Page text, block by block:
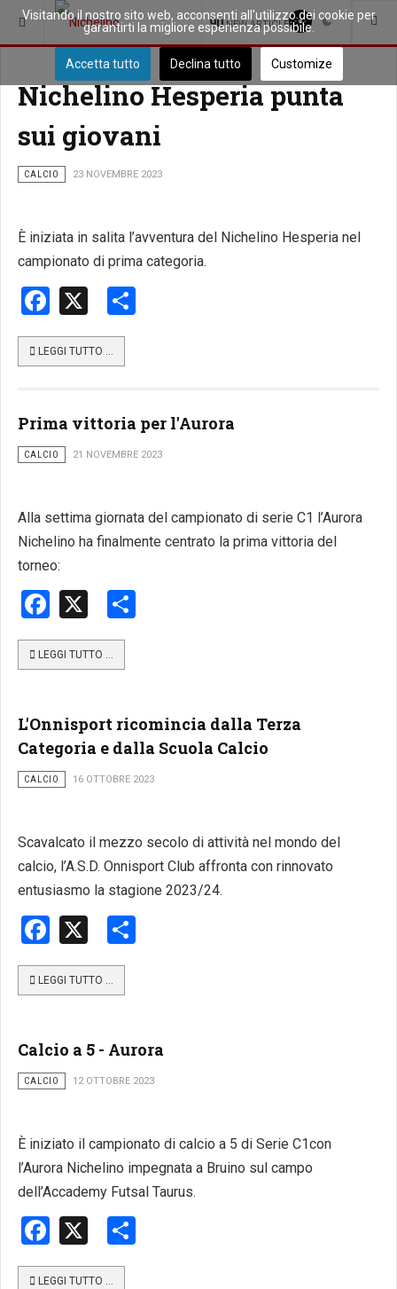
90 NEW ARTICLES
SEI QUI: SPORT
Nichelino Hesperia punta
sui giovani
CALCIO 23 NOVEMBRE 2023
È iniziata in salita l’avventura del Nichelino Hesperia nel
campionato di prima categoria.
Facebook
LEGGI TUTTO …
Prima vittoria per l'Aurora
CALCIO 21 NOVEMBRE 2023
Alla settima giornata del campionato di serie C1 l’Aurora
Nichelino ha finalmente centrato la prima vittoria del
torneo:
Facebook
LEGGI TUTTO …
L'Onnisport ricomincia dalla Terza
Categoria e dalla Scuola Calcio
CALCIO 16 OTTOBRE 2023
Scavalcato il mezzo secolo di attività nel mondo del
calcio, l’A.S.D. Onnisport Club affronta con rinnovato
entusiasmo la stagione 2023/24.
Facebook
LEGGI TUTTO …
Calcio a 5 - Aurora
CALCIO 12 OTTOBRE 2023
È iniziato il campionato di calcio a 5 di Serie C1con
l’Aurora Nichelino impegnata a Bruino sul campo
dell’Accademy Futsal Taurus.
Facebook
LEGGI TUTTO …
Visitando il nostro sito web, acconsenti all'utilizzo dei cookie per
garantirti la migliore esperienza possibile.
Accetta tutto Declina tutto Customize